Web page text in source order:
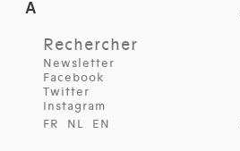
Rechercher
Newsletter
Facebook
Twitter
Instagram
FR
NL EN